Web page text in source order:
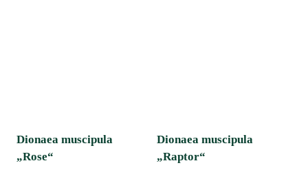
Dionaea muscipula
„Rose“
Dionaea muscipula
„Raptor“